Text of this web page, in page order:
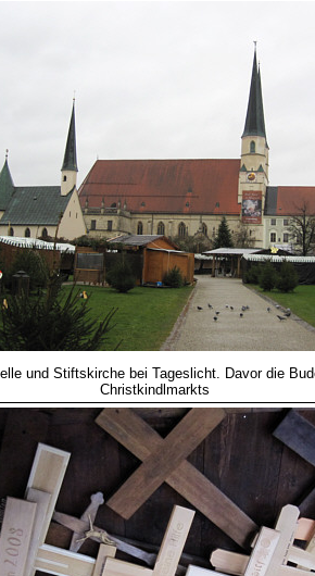
und Stiftskirche bei Tageslicht. Davor die
Christkindlmarkts